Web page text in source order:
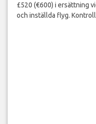
£520 (€600) i ersättning
och inställda flyg.